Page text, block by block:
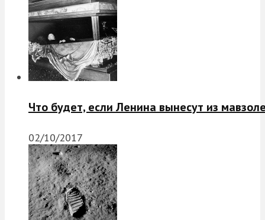
Что будет, если Ленина вынесут из
02/10/2017